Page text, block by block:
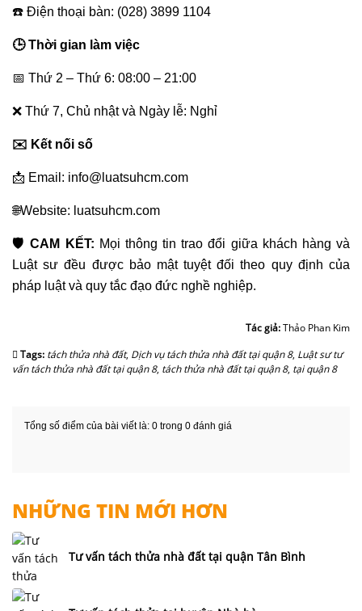
☎️ Điện thoại bàn: (028) 3899 1104
🕒 Thời gian làm việc
📅 Thứ 2 – Thứ 6: 08:00 – 21:00
❌ Thứ 7, Chủ nhật và Ngày lễ: Nghỉ
✉️ Kết nối số
📩 Email: info@luatsuhcm.com
🌐Website: luatsuhcm.com
🛡️ CAM KẾT: Mọi thông tin trao đổi giữa khách hàng và
Luật sư đều được bảo mật tuyệt đối theo quy định của
pháp luật và quy tắc đạo đức nghề nghiệp.
Tác giả:Thảo Phan Kim
Tags: tách thửa nhà đất, Dịch vụ tách thửa nhà đất tại quận 8, Luật sư tư
vấn tách thửa nhà đất tại quận 8, tách thửa nhà đất tại quận 8, tại quận 8
Tổng số điểm của bài viết là: 0 trong 0 đánh giá
NHỮNG TIN MỚI HƠN
Tư vấn tách thửa nhà đất tại quận Tân Bình